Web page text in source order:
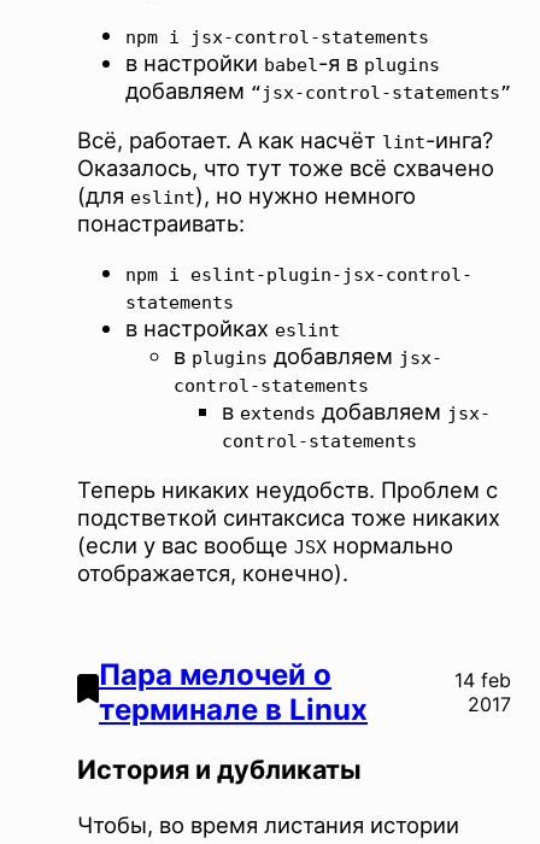
npm i jsx-control-statements
в настройки babel-я в plugins
добавляем “jsx-control-statements”
Всё, работает. А как насчёт lint-инга?
Оказалось, что тут тоже всё схвачено
(для eslint), но нужно немного
понастраивать:
npm i eslint-plugin-jsx-control-
statements
в настройках eslint
в plugins добавляем jsx-
control-statements
в extends добавляем jsx-
control-statements
Теперь никаких неудобств. Проблем с
подстветкой синтаксиса тоже никаких
(если у вас вообще JSX нормально
отображается, конечно).
Пара мелочей о
терминале в Linux
14 feb
2017
История и дубликаты
Чтобы, во время листания истории